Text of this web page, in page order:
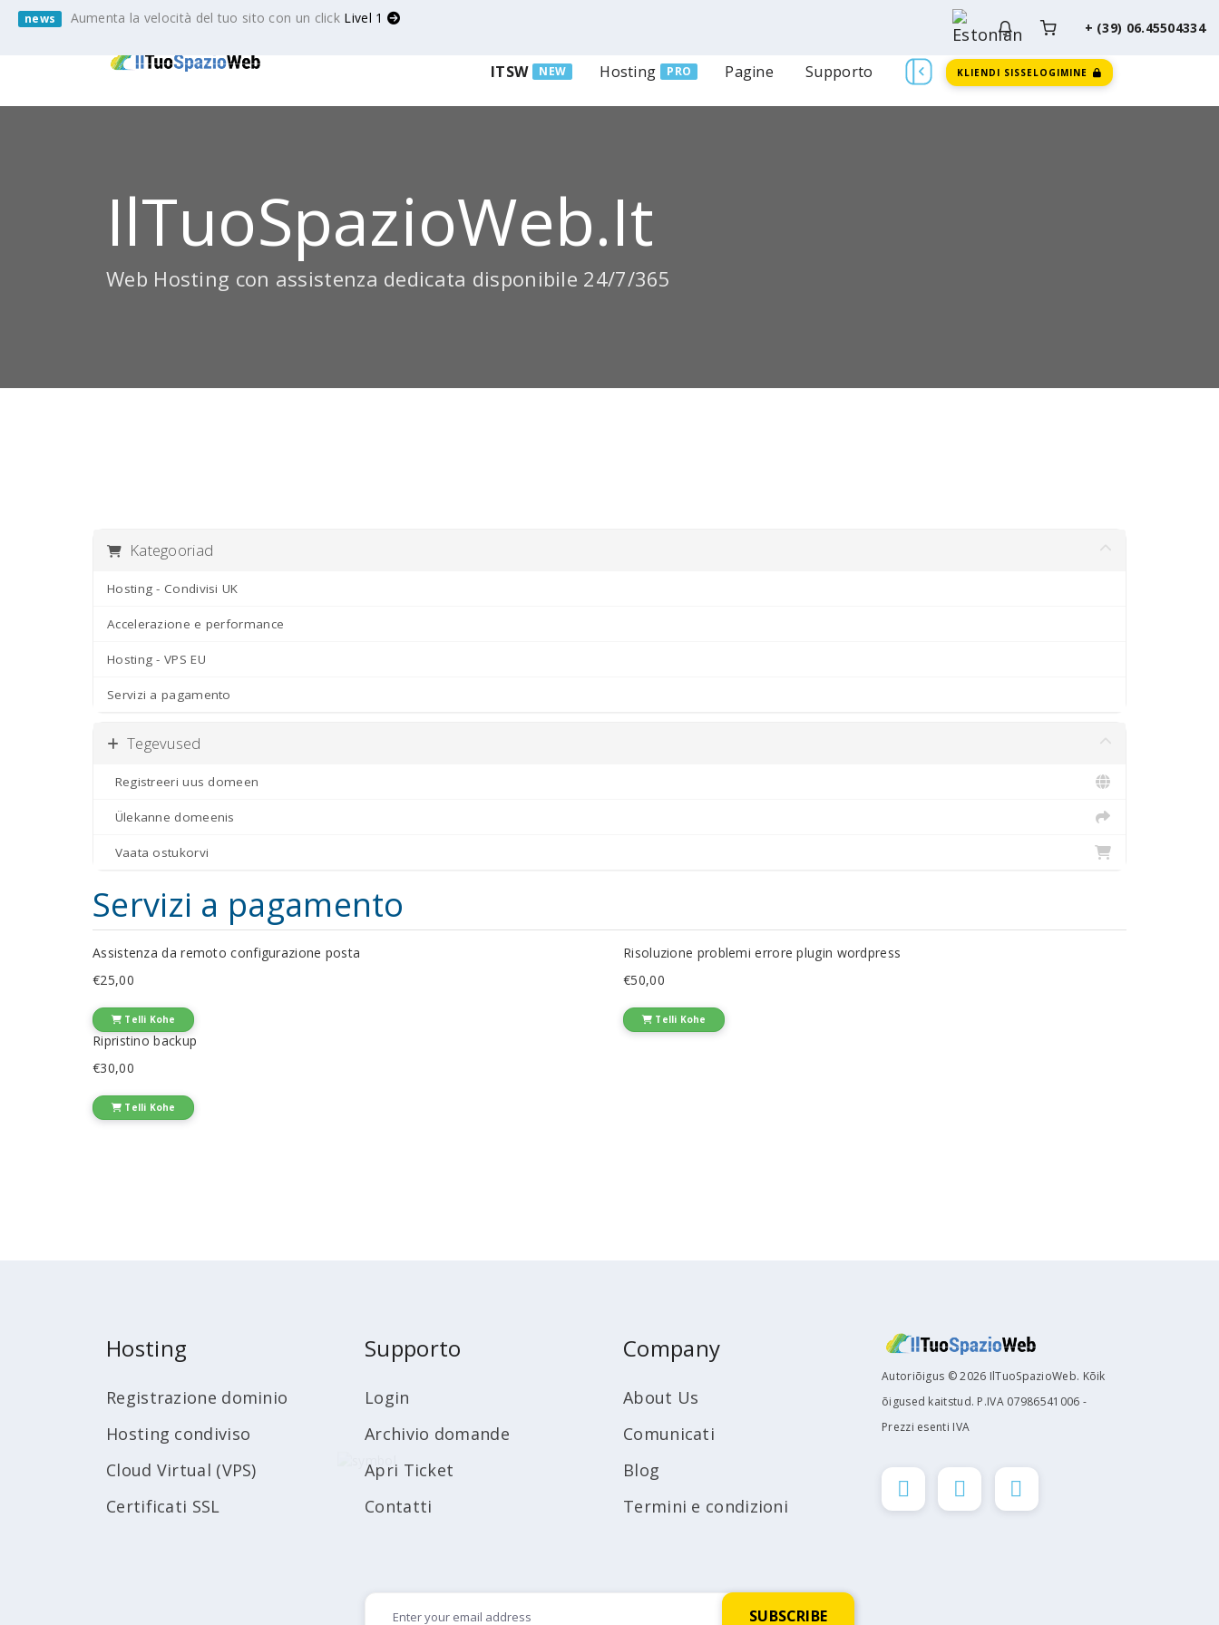
news Aumenta la velocità del tuo sito con un click Livel 1
+ (39) 06.45504334
ITSW NEW Hosting PRO Pagine Supporto KLIENDI SISSELOGIMINE
IlTuoSpazioWeb.it
Web Hosting con assistenza dedicata disponibile 24/7/365
Kategooriad
Hosting - Condivisi UK
Accelerazione e performance
Hosting - VPS EU
Servizi a pagamento
Tegevused
Registreeri uus domeen
Ülekanne domeenis
Vaata ostukorvi
Servizi a pagamento
Assistenza da remoto configurazione posta
€25,00
Telli Kohe
Risoluzione problemi errore plugin wordpress
€50,00
Telli Kohe
Ripristino backup
€30,00
Telli Kohe
Hosting
Registrazione dominio
Hosting condiviso
Cloud Virtual (VPS)
Certificati SSL
Supporto
Login
Archivio domande
Apri Ticket
Contatti
Company
About Us
Comunicati
Blog
Termini e condizioni
Autoriõigus © 2026 IlTuoSpazioWeb. Kõik
õigused kaitstud. P.IVA 07986541006 -
Prezzi esenti IVA